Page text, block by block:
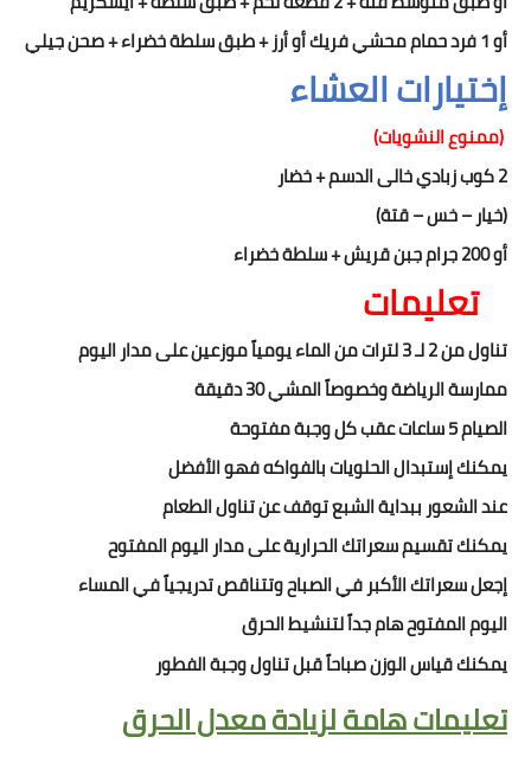
أو 1 فرد حمام محشي فريك أو أرز + طبق سلطة خضراء + صحن جيلي
إختيارات العشاء
(ممنوع النشويات)
2كوب زبادي خالى الدسم+خضار
(خيار – خس – قتة)
أو200جرام جبن قريش + سلطة خضراء
تعليمات
تناول من 2 لـ 3 لترات من الماء يومياً موزعين على مدار اليوم
ممارسة الرياضة وخصوصاً المشي 30 دقيقة
الصيام 5 ساعات عقب كل وجبة مفتوحة
يمكنك إستبدال الحلويات بالفواكه فهو الأفضل
عند الشعور ببداية الشبع توقف عن تناول الطعام
يمكنك تقسيم سعراتك الحرارية على مدار اليوم المفتوح
إجعل سعراتك الأكبر في الصباح وتتناقص تدريجياً في المساء
اليوم المفتوح هام جداً لتنشيط الحرق
يمكنك قياس الوزن صباحاً قبل تناول وجبة الفطور
تعليمات هامة لزيادة معدل الحرق